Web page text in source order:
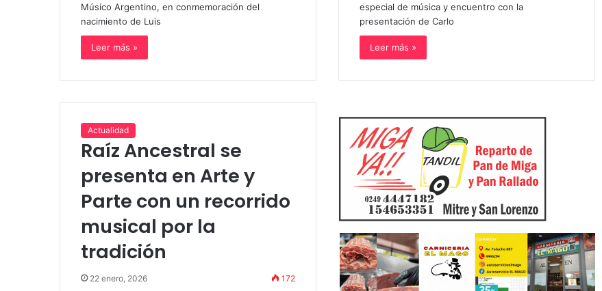
Músico Argentino, en conmemoración del
nacimiento de Luis
Leer más »
especial de música y encuentro con la
presentación de Carlo
Leer más »
Actualidad
Raíz Ancestral se
presenta en Arte y
Parte con un recorrido
musical por la
tradición
22 enero, 2026 172